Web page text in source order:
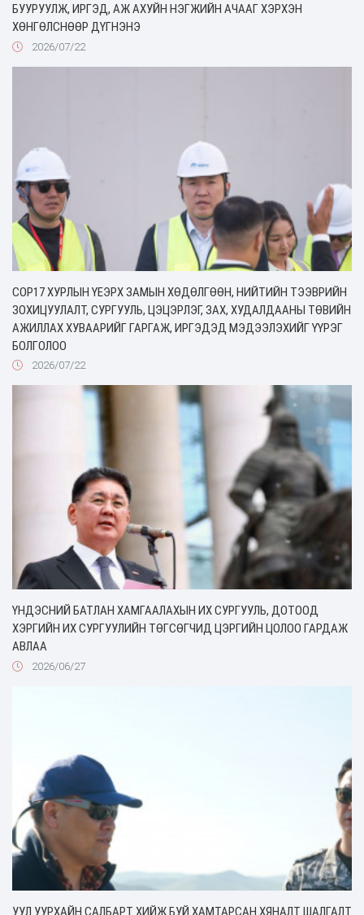
БУУРУУЛЖ, ИРГЭД, АЖ АХУЙН НЭГЖИЙН АЧААГ ХЭРХЭН
ХӨНГӨЛСНӨӨР ДҮГНЭНЭ
2026/07/22
COP17 ХУРЛЫН ҮЕЭРХ ЗАМЫН ХӨДӨЛГӨӨН, НИЙТИЙН ТЭЭВРИЙН
ЗОХИЦУУЛАЛТ, СУРГУУЛЬ, ЦЭЦЭРЛЭГ, ЗАХ, ХУДАЛДААНЫ ТӨВИЙН
АЖИЛЛАХ ХУВААРИЙГ ГАРГАЖ, ИРГЭДЭД МЭДЭЭЛЭХИЙГ ҮҮРЭГ
БОЛГОЛОО
2026/07/22
ҮНДЭСНИЙ БАТЛАН ХАМГААЛАХЫН ИХ СУРГУУЛЬ, ДОТООД
ХЭРГИЙН ИХ СУРГУУЛИЙН ТӨГСӨГЧИД ЦЭРГИЙН ЦОЛОО ГАРДАЖ
АВЛАА
2026/06/27
УУЛ УУРХАЙН САЛБАРТ ХИЙЖ БУЙ ХАМТАРСАН ХЯНАЛТ ШАЛГАЛТ